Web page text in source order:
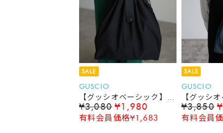
SALE
GUSCIO
【グッシオベーシック】巾
着バッグ エコバッグ マ
ルシェバッグ コンビニバ
¥3,080 ¥1,980
有料会員価格¥1,683
SALE
GUSCIO
【グッシ
ラコード
ッグ
¥3,850
有料会員